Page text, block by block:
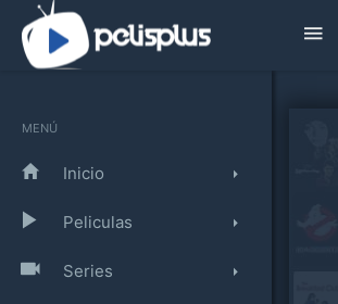
MENÚ
Inicio
Peliculas
Series